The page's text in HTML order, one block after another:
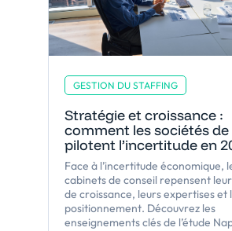
GESTION DU STAFFING
Stratégie et croissance :
comment les sociétés de
pilotent l’incertitude en
Face à l’incertitude économique,
cabinets de conseil repensent
de croissance, leurs expertises et
positionnement. Découvrez les
enseignements clés de l’étude